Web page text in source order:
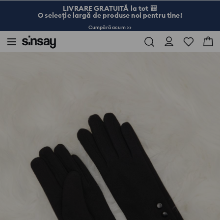
LIVRARE GRATUITĂ la tot 🎒
O selecție largă de produse noi pentru tine!
Cumpără acum >>